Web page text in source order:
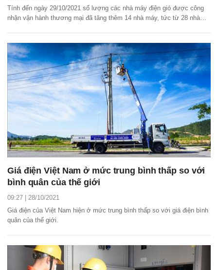
Tính đến ngày 29/10/2021 số lượng các nhà máy điện gió được công
nhận vận hành thương mại đã tăng thêm 14 nhà máy, tức từ 28 nhà
Giá điện Việt Nam ở mức trung bình thấp so với
bình quân của thế giới
09:27 | 28/10/2021
Giá điện của Việt Nam hiện ở mức trung bình thấp so với giá điện bình
quân của thế giới.